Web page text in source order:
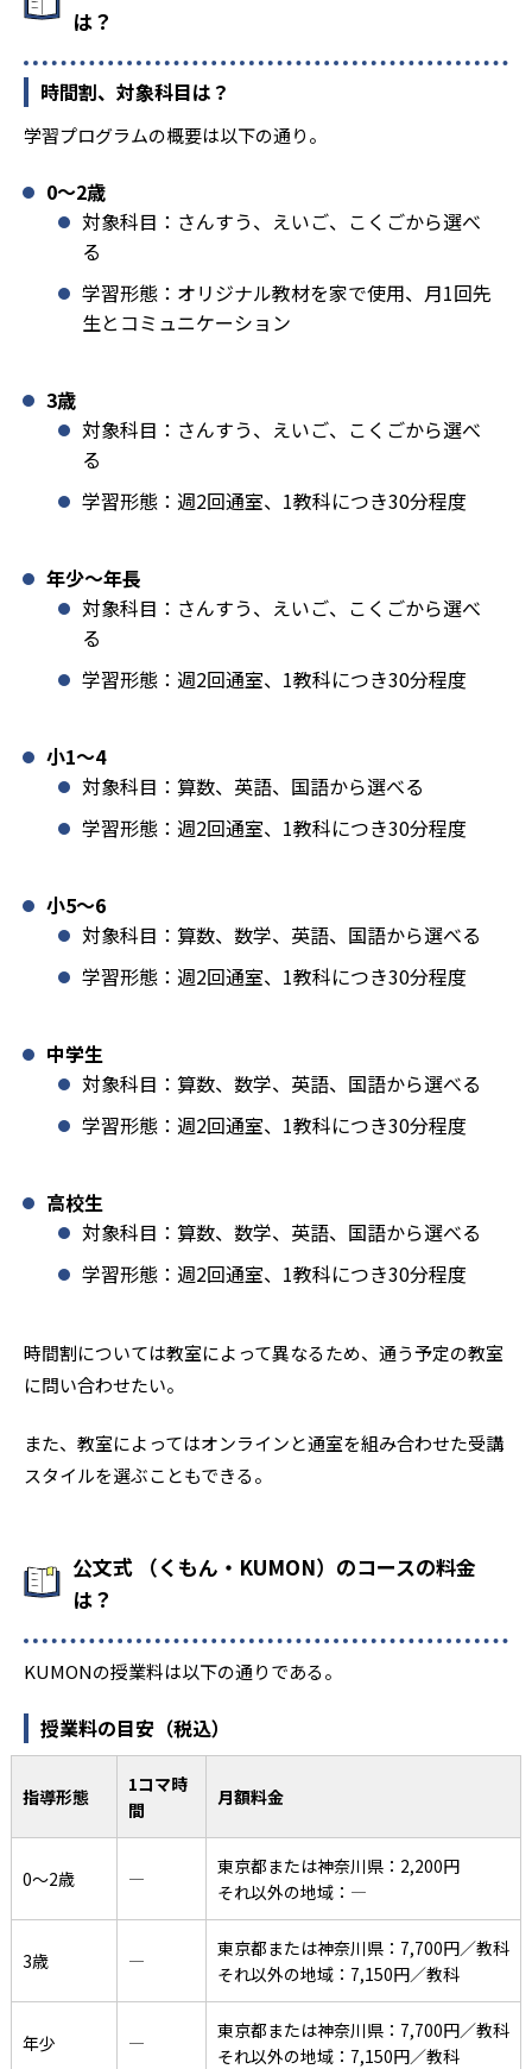
は？
時間割、対象科目は？
学習プログラムの概要は以下の通り。
0〜2歳
対象科目：さんすう、えいご、こくごから選べ
る
学習形態：オリジナル教材を家で使用、月1回先
生とコミュニケーション
3歳
対象科目：さんすう、えいご、こくごから選べ
る
学習形態：週2回通室、1教科につき30分程度
年少〜年長
対象科目：さんすう、えいご、こくごから選べ
る
学習形態：週2回通室、1教科につき30分程度
小1️〜4
対象科目：算数、英語、国語から選べる
学習形態：週2回通室、1教科につき30分程度
小5〜6
対象科目：算数、数学、英語、国語から選べる
学習形態：週2回通室、1教科につき30分程度
中学生
対象科目：算数、数学、英語、国語から選べる
学習形態：週2回通室、1教科につき30分程度
高校生
対象科目：算数、数学、英語、国語から選べる
学習形態：週2回通室、1教科につき30分程度
時間割については教室によって異なるため、通う予定の教室
に問い合わせたい。
また、教室によってはオンラインと通室を組み合わせた受講
スタイルを選ぶこともできる。
公文式 （くもん・KUMON）のコースの料金
は？
KUMONの授業料は以下の通りである。
授業料の目安（税込）
指導形態
1コマ時
間
月額料金
0〜2歳 ―
東京都または神奈川県：2,200円
それ以外の地域：―
3歳 ―
東京都または神奈川県：7,700円／教科
それ以外の地域：7,150円／教科
年少 ―
東京都または神奈川県：7,700円／教科
それ以外の地域：7,150円／教科